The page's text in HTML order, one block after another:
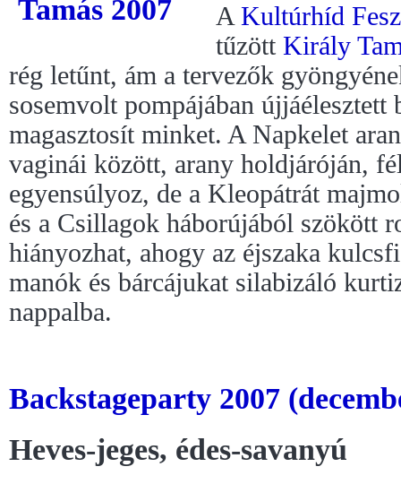
A Kultúrhíd
tűzött Király
rég letűnt, ám a tervezők
sosemvolt pompájában
magasztosít minket. A Napkelet
vaginái között, arany holdjáróján,
egyensúlyoz, de a Kleopátrát
és a Csillagok háborújából szökött
hiányozhat, ahogy az éjszaka
manók és bárcájukat silabizáló
nappalba.
Backstageparty 2007
Heves-jeges, édes-savanyú